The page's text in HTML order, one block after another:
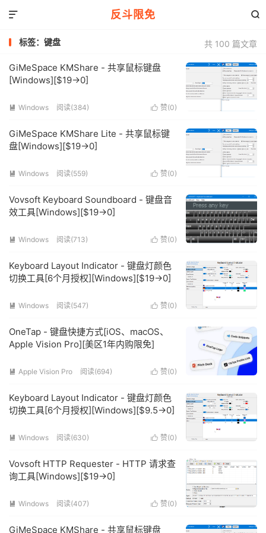
反斗限免 

共 100 篇文章
标签：键盘
GiMeSpace KMShare - 共享鼠标键盘
[Windows][$19→0]
 赞(0)
 Windows 阅读(384)
GiMeSpace KMShare Lite - 共享鼠标键
盘[Windows][$19→0]
 赞(0)
 Windows 阅读(559)
Vovsoft Keyboard Soundboard - 键盘音
效工具[Windows][$19→0]
 赞(0)
 Windows 阅读(713)
Keyboard Layout Indicator - 键盘灯颜色
切换工具[6个月授权][Windows][$19→0]
 赞(0)
 Windows 阅读(547)
OneTap - 键盘快捷方式[iOS、macOS、
Apple Vision Pro][美区1年内购限免]
 赞(0)
 Apple Vision Pro 阅读(694)
Keyboard Layout Indicator - 键盘灯颜色
切换工具[6个月授权][Windows][$9.5→0]
 赞(0)
 Windows 阅读(630)
Vovsoft HTTP Requester - HTTP 请求查
询工具[Windows][$19→0]
 赞(0)
 Windows 阅读(407)
GiMeSpace KMShare - 共享鼠标键盘